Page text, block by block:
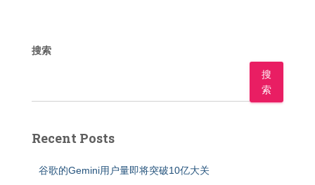
搜索
搜
索
Recent Posts
谷歌的Gemini用户量即将突破10亿大关